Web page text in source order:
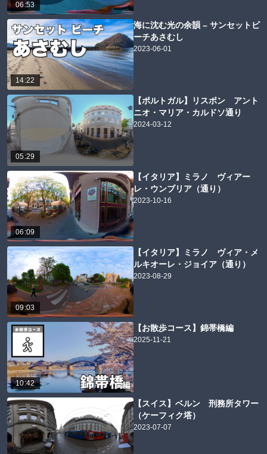
06:53
14:22
海に沈む光の余韻 – サンセットビ
ーチあさむし
2023-06-01
05:29
【ポルトガル】リスボン アント
ニオ・マリア・カルドソ通り
2024-03-12
06:09
【イタリア】ミラノ ヴィアー
レ・ウンブリア（通り）
2023-10-16
09:03
【イタリア】ミラノ ヴィア・メ
ルキオーレ・ジョイア（通り）
2023-08-29
10:42
【お散歩コース】錦帯橋編
2025-11-21
【スイス】ベルン 刑務所タワー
（ケーフィク塔）
2023-07-07